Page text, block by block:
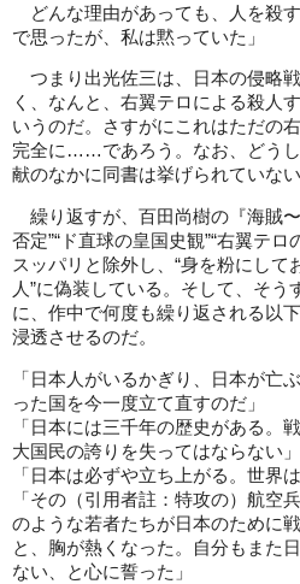
どんな理由があっても、人を殺
で思ったが、私は黙っていた」
つまり出光佐三は、日本の侵略
く、なんと、右翼テロによる殺人
いうのだ。さすがにこれはただの
完全に……であろう。なお、どう
献のなかに同書は挙げられていない
繰り返すが、百田尚樹の『海賊
否定”“ド直球の皇国史観”“右翼テ
スッパリと除外し、“身を粉にして
人”に偽装している。そして、そう
に、作中で何度も繰り返される以
浸透させるのだ。
「日本人がいるかぎり、日本が亡
った国を今一度立て直すのだ」
「日本には三千年の歴史がある。
大国民の誇りを失ってはならない」
「日本は必ずや立ち上がる。世界
「その（引用者註：特攻の）航空
のような若者たちが日本のために
と、胸が熱くなった。自分もまた
ない、と心に誓った」